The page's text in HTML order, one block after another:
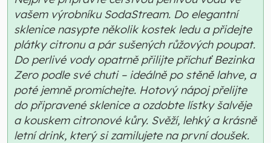
vašem výrobníku SodaStream. Do elegantní
sklenice nasypte několik kostek ledu a přidejte
plátky citronu a pár sušených růžových poupat.
Do perlivé vody opatrně přilijte příchuť Bezinka
Zero podle své chuti – ideálně po stěně lahve, a
poté jemně promíchejte. Hotový nápoj přelijte
do připravené sklenice a ozdobte lístky šalvěje
a kouskem citronové kůry. Svěží, lehký a krásně
letní drink, který si zamilujete na první doušek.